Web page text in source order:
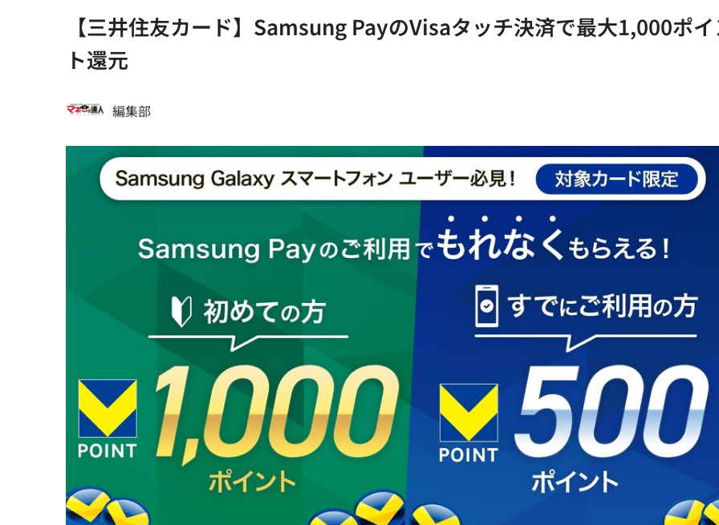
【三井住友カード】Samsung PayのVisaタッチ決済で最大1,000ポ
ト還元
編集部